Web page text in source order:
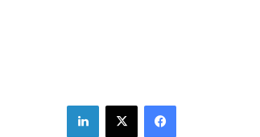
Facebook
X
LinkedIn